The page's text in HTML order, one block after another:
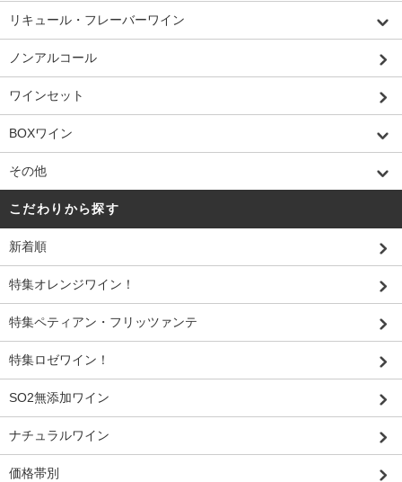
リキュール・フレーバーワイン
ノンアルコール
ワインセット
BOXワイン
その他
こだわりから探す
新着順
特集オレンジワイン！
特集ペティアン・フリッツァンテ
特集ロゼワイン！
SO2無添加ワイン
ナチュラルワイン
価格帯別